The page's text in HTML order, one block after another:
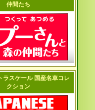
仲間たち
ラスケール 国産名車コレ
クション